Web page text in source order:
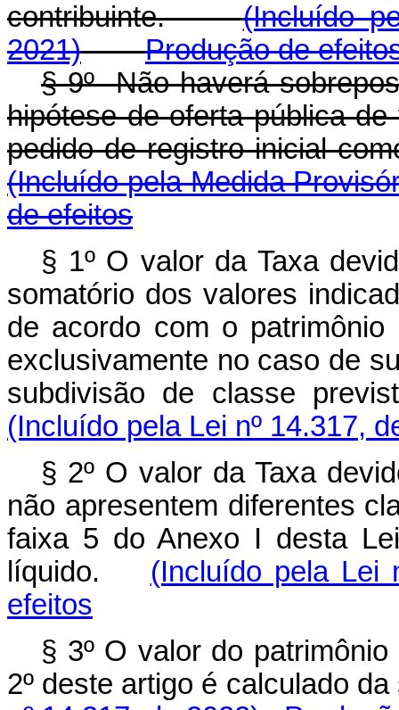
contribuinte.(Incluído
2021)
Produção de
§ 9º Não haverá
hipótese de oferta pública
pedido de registro inicial
(Incluído pela Medida
de efeitos
§ 1º O valor da Taxa
somatório dos valores
de acordo com o
exclusivamente no caso de
subdivisão de classe
(Incluído pela Lei nº 14.317,
§ 2º O valor da Taxa
não apresentem diferentes
faixa 5 do Anexo I desta
líquido. (Incluído pela Lei
efeitos
§ 3º O valor do
2º deste artigo é calculado